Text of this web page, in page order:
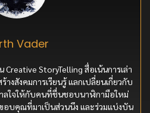
Vader
Creative StoryTelling สื่อเน้นการเล่า
างสังคมการเรียนรู้ แลกเปลี่ยนเกี่ยวกับ
ลใจให้กับคนที่ชื่นชอบนาฬิกามือใหม่
อบคุณที่มาเป็นส่วนนึง และร่วมแบ่งบัน